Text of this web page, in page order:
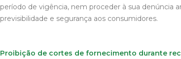
período de vigência, nem proceder à sua denúncia
previsibilidade e segurança aos consumidores.
Proibição de cortes de fornecimento durante